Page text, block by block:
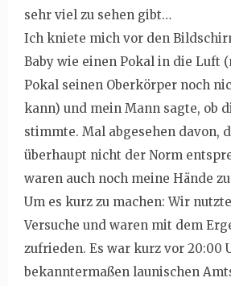
sehr viel zu sehen gibt…
Ich kniete mich vor den
Baby wie einen Pokal in die Luft
Pokal seinen Oberkörper noch
kann) und mein Mann sagte, ob
stimmte. Mal abgesehen davon,
überhaupt nicht der Norm
waren auch noch meine Hände
Um es kurz zu machen: Wir
Versuche und waren mit dem
zufrieden. Es war kurz vor 20:00
bekanntermaßen launischen